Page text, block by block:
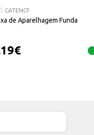
CATENCF
de Aparelhagem Funda
€